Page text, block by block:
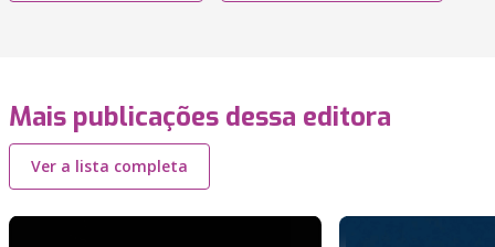
Mais publicações dessa editora
Ver a lista completa